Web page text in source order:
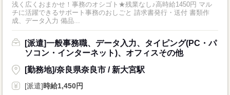
浅く広くおまかせ！事務のオシゴト★残業なし♪高時給1450円 マル
チに活躍できるサポート事務のおしごと 請求書発行・送付 書類作
成、データ入力 備品...
[派遣]一般事務職、データ入力、タイピング(PC・パ
ソコン・インターネット)、オフィスその他
[勤務地]/奈良県奈良市 / 新大宮駅
[派遣]時給1,450円